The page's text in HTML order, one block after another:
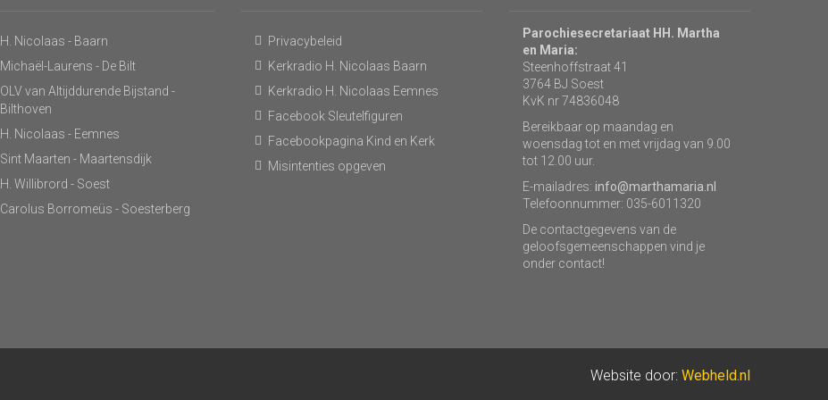
H. Nicolaas - Baarn
Michaël-Laurens - De Bilt
OLV van Altijddurende Bijstand -
Bilthoven
H. Nicolaas - Eemnes
Sint Maarten - Maartensdijk
H. Willibrord - Soest
Carolus Borromeüs - Soesterberg
Privacybeleid
Kerkradio H. Nicolaas Baarn
Kerkradio H. Nicolaas Eemnes
Facebook Sleutelfiguren
Facebookpagina Kind en Kerk
Misintenties opgeven
Parochiesecretariaat HH. Martha
en Maria:
Steenhoffstraat 41
3764 BJ Soest
KvK nr 74836048
Bereikbaar op maandag en
woensdag tot en met vrijdag van 9.00
tot 12.00 uur.
E-mailadres: info@marthamaria.nl
Telefoonnummer: 035-6011320
De contactgegevens van de
geloofsgemeenschappen vind je
onder contact!
Website door: Webheld.nl